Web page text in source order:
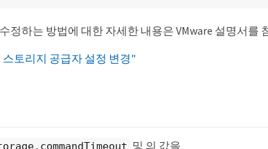
정하는 방법에 대한 자세한 내용은 VMware 설명서를
스토리지 공급자 설정 변경"
및 의 값을